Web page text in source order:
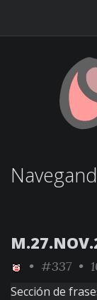
• #337 •
Sección de